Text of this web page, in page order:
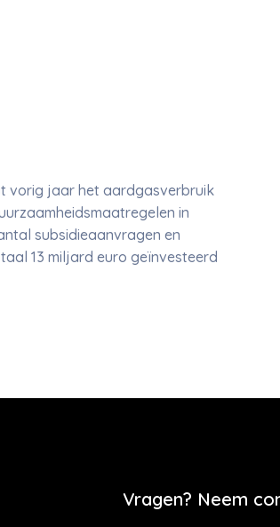
vorig jaar het aardgasverbruik
in
subsidieaanvragen en
13 miljard euro geïnvesteerd
Vragen? Neem